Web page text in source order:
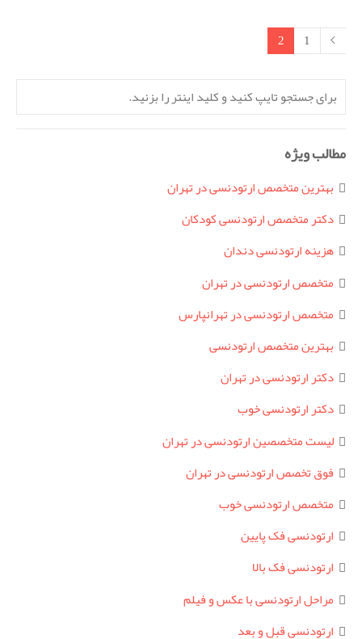
1
2
مطالب ویژه
بهترین متخصص ارتودنسی در تهران
دکتر متخصص ارتودنسی کودکان
هزینه ارتودنسی دندان
متخصص ارتودنسی در تهران
متخصص ارتودنسی در تهرانپارس
بهترین متخصص ارتودنسی
دکتر ارتودنسی در تهران
دکتر ارتودنسی خوب
لیست متخصصین ارتودنسی در تهران
فوق تخصص ارتودنسی در تهران
متخصص ارتودنسی خوب
ارتودنسی فک پایین
ارتودنسی فک بالا
مراحل ارتودنسی با عکس و فیلم
ارتودنسی قبل و بعد